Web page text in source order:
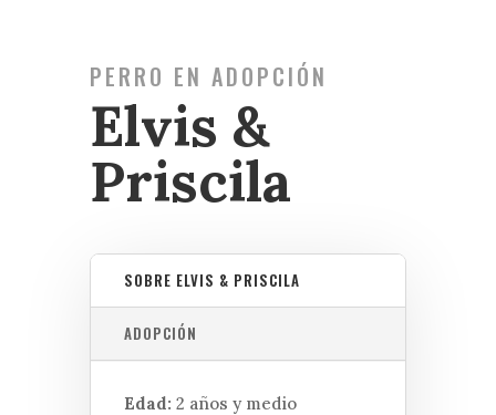
PERRO EN ADOPCIÓN
Elvis &
Priscila
SOBRE ELVIS & PRISCILA
ADOPCIÓN
Edad: 2 años y medio